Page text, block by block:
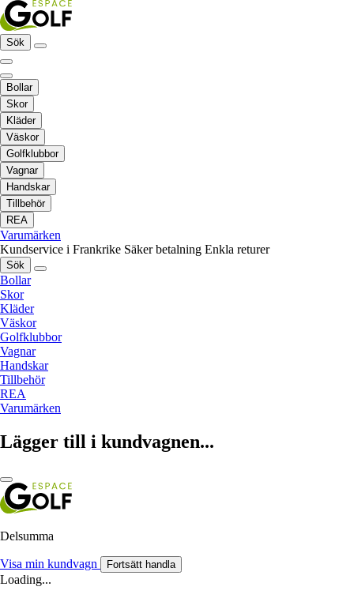
Sök
Bollar
Skor
Kläder
Väskor
Golfklubbor
Vagnar
Handskar
Tillbehör
REA
Varumärken
Kundservice i Frankrike Säker betalning Enkla returer
Sök
Bollar
Skor
Kläder
Väskor
Golfklubbor
Vagnar
Handskar
Tillbehör
REA
Varumärken
Lägger till i kundvagnen...
Delsumma
Visa min kundvagn Fortsätt handla
Loading...